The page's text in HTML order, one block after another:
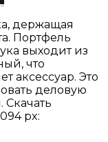
держащая
Портфель
выходит из
что
аксессуар. Это
деловую
px: